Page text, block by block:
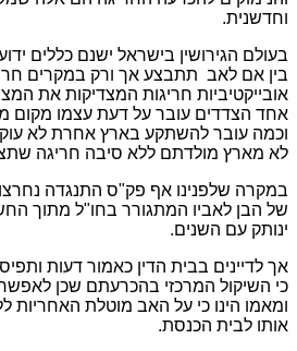
וחדשנית.
בעולם הגירושין בישראל ישנם כללים
בין אם לאב תתבצע אך ורק במקרים
אובייקטיביות חריגות המצדיקות את
אחד הצדדים עובר על דעת עצמו מקום
וכמה עובר להשתקע בארץ אחרת לא
לא מארץ מולדתם ללא סיבה חריגה
במקרה שלפנינו אף פק"ס התנגדה
של הבן לאביו המתגורר בחו"ל מתוך
ינותק עם השנים.
אך לדיינים בבית הדין כאמור דעות
כי השיקול המרכזי בהכרעתם שכן
ומאמו הינו כי על האב מוטלת האחריות
אותו לבית הכנסת.